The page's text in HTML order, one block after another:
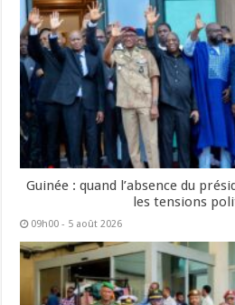
Guinée : quand l’absence du
les tensions
09h00 - 5 août 2026